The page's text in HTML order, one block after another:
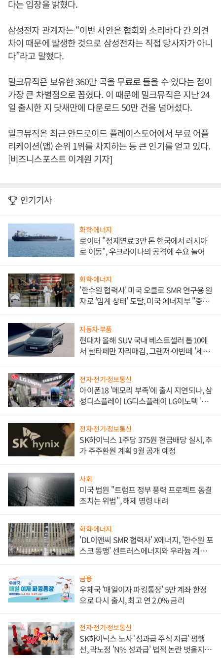
다는 입장을 밝혔다.
삼성전자 관계자는 “이번 사안은 협회와 소리바다 간 의견
차이 때문에 발생한 것으로 삼성전자는 직접 당사자가 아니
다”라고 말했다.
밀크뮤직은 보유한 360만 곡을 무료로 들을 수 있다는 점이
가장 큰 차별점으로 꼽혔다. 이 때문에 밀크뮤직은 지난 24
일 출시한 지 닷새만에 다운로드 50만 건을 넘어섰다.
밀크뮤직은 최근 안드로이드 플레이스토어에서 무료 어플
리케이션(앱) 순위 1위를 차지하는 등 큰 인기를 얻고 있다.
[비즈니스포스트 이계원 기자]
인기기사
화학·에너지
로이터 "정제연료 3만 톤 한국에서 러시아
로 이동", 우크라이나의 공격에 수요 늘어
화학·에너지
'한수원 협력사' 미국 오클로 SMR 연구용 원
자로 '임계 상태' 도달, 미국 에너지부 "중요
자동차·부품
현대차 올해 SUV 국내 베스트셀러 톱10에
서 싼타페만 자리매김, 그랜저·아반떼 '세단
전자·전기·정보통신
아이폰18 '메모리 부족'에 출시 지연되나, 삼
성디스플레이 LG디스플레이 LG이노텍 '탈
전자·전기·정보통신
SK하이닉스 1주당 375원 현금배당 실시, 추
가 주주환원 계획 9월 공개 예정
사회
미국 법원 "트럼프 정부 풍력 프로젝트 동결
조치는 위법", 해제 명령 내려
화학·에너지
'DL이앤씨 SMR 협력사' X에너지, '한수원 포
스코 동맹' 센트러스에너지와 우라늄 계약
금융
우체국 '매일이자 파킹통장' 5만 계좌 한정
으로 다시 출시, 최고 연 2.0% 금리
전자·전기·정보통신
SK하이닉스 노사 '성과급 주식 지급' 평행
선, 곽노정 'N% 성과급' 법적 논란 벗을지 주